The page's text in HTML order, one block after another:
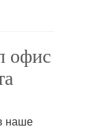
офис
наше